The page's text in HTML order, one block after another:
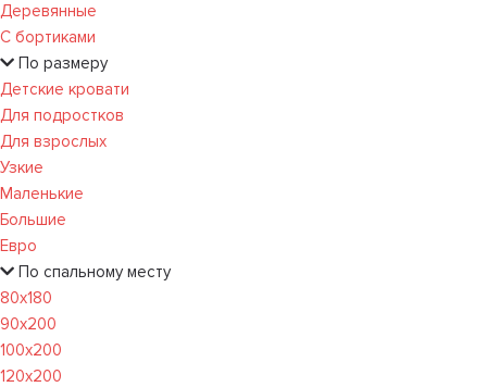
Деревянные
С бортиками
По размеру
Детские кровати
Для подростков
Для взрослых
Узкие
Маленькие
Большие
Евро
По спальному месту
80х180
90х200
100х200
120x200